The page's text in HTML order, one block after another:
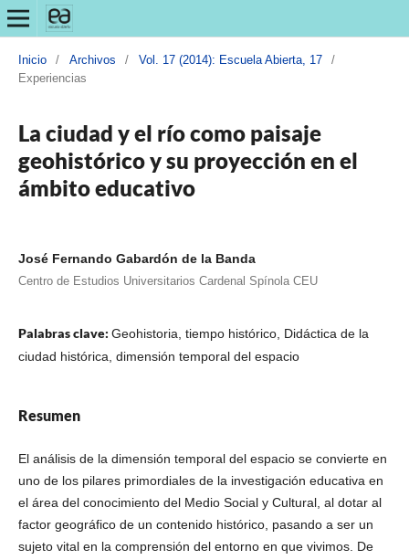
Inicio / Archivos / Vol. 17 (2014): Escuela Abierta, 17
/
Experiencias
La ciudad y el río como paisaje
geohistórico y su proyección en el
ámbito educativo
José Fernando Gabardón de la Banda
Centro de Estudios Universitarios Cardenal Spínola CEU
Palabras clave: Geohistoria, tiempo histórico, Didáctica de la
ciudad histórica, dimensión temporal del espacio
Resumen
El análisis de la dimensión temporal del espacio se convierte en
uno de los pilares primordiales de la investigación educativa en
el área del conocimiento del Medio Social y Cultural, al dotar al
factor geográfico de un contenido histórico, pasando a ser un
sujeto vital en la comprensión del entorno en que vivimos. De